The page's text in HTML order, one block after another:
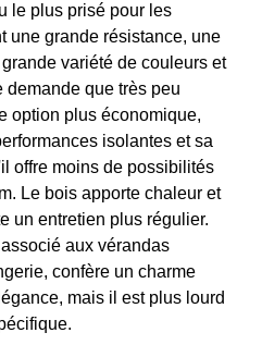
le plus prisé pour les
une grande résistance, une
variété de couleurs et
demande que très peu
option plus économique,
isolantes et sa
offre moins de possibilités
Le bois apporte chaleur et
un entretien plus régulier.
aux vérandas
confère un charme
mais il est plus lourd